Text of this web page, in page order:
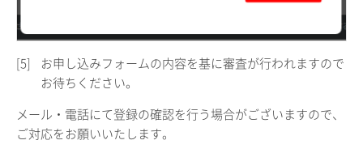
[5]
お申し込みフォームの内容を基に審査が行われますので
お待ちください。
メール・電話にて登録の確認を行う場合がございますので、
ご対応をお願いいたします。